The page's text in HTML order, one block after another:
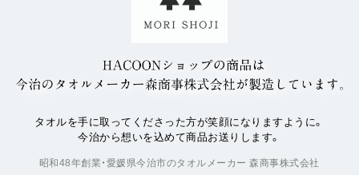
タオルを手に取ってくださった方が笑顔になりますように。
今治から想いを込めて商品お送りします。
昭和48年創業・愛媛県今治市のタオルメーカー 森商事株式会社